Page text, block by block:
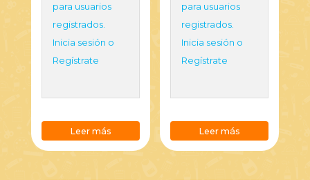
para usuarios
registrados.
Inicia sesión o
Regístrate
Leer más
para usuarios
registrados.
Inicia sesión o
Regístrate
Leer más